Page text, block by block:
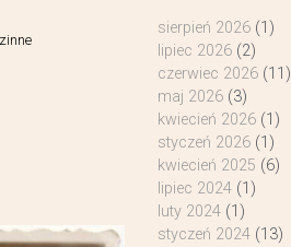
sierpień 2026(1)
lipiec 2026(2)
czerwiec 2026(11)
maj 2026(3)
kwiecień 2026(1)
styczeń 2026(1)
kwiecień 2025 (6)
lipiec 2024(1)
luty 2024(1)
styczeń 2024(13)